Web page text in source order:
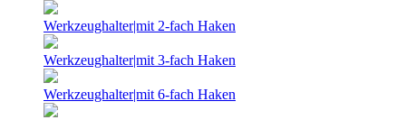
Werkzeughalter|mit 2-fach Haken
Werkzeughalter|mit 3-fach Haken
Werkzeughalter|mit 6-fach Haken